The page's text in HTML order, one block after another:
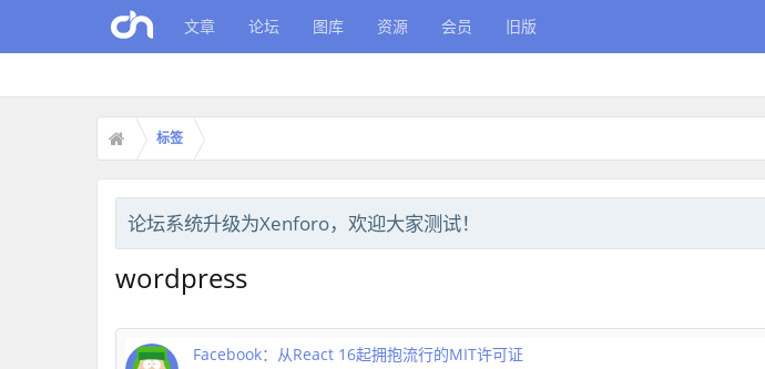
文章 论坛 图库 资源 会员 旧版
标签
论坛系统升级为Xenforo，欢迎大家测试！
wordpress
Facebook：从React 16起拥抱流行的MIT许可证